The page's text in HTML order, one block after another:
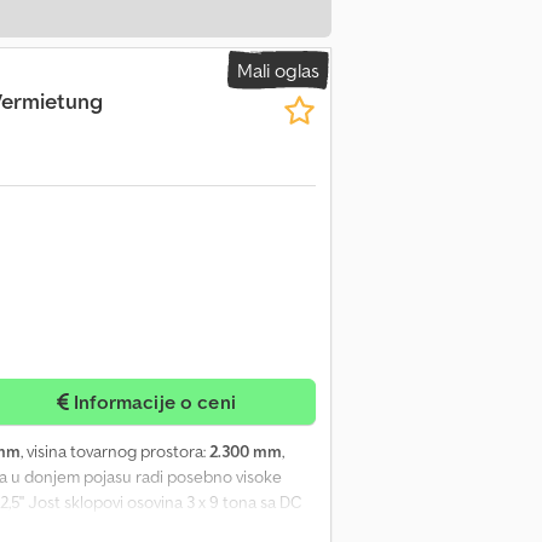
Mali oglas
Informacije o ceni
, visina tovarnog prostora:2.300 mm,
u donjem pojasu radi posebno visoke
Jost sklopovi osovina 3 x 9 tona sa DC